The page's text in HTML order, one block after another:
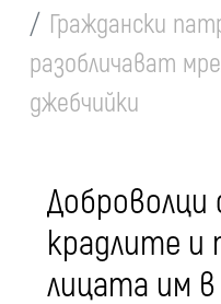
Граждански
разобличават
джебчийки
крадлите и
лицата им